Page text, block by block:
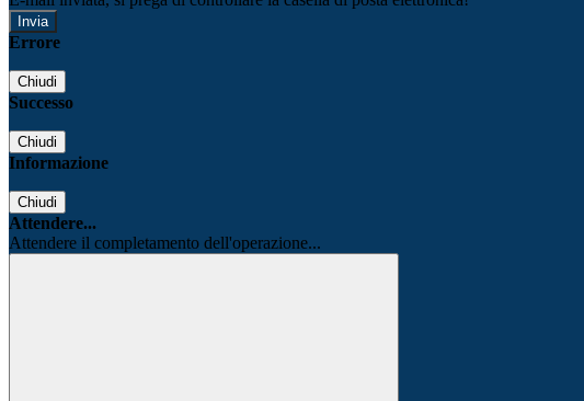
Errore
Chiudi
Successo
Chiudi
Informazione
Chiudi
Attendere...
Attendere il completamento dell'operazione...